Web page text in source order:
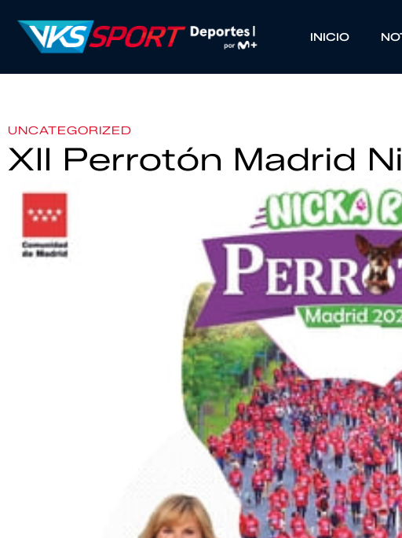
INICIO
UNCATEGORIZED
XII Perrotón Madrid